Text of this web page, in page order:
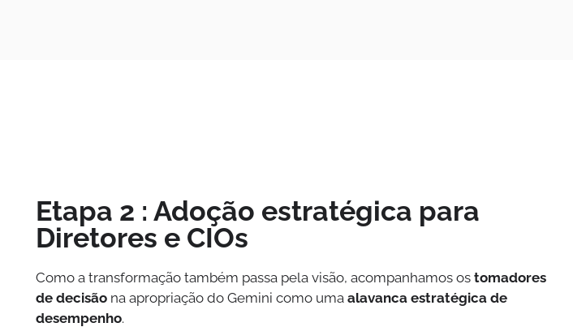
Etapa 2 : Adoção estratégica para
Diretores e CIOs
Como a transformação também passa pela visão, acompanhamos os tomadores
de decisão na apropriação do Gemini como uma alavanca estratégica de
desempenho.